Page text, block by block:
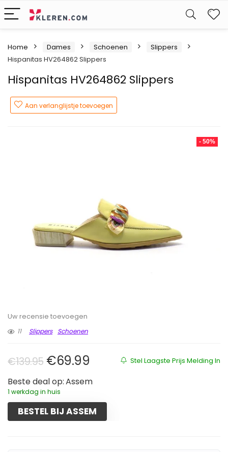
Home Dames Schoenen
Slippers
Hispanitas HV264862 Slippers
Hispanitas HV264862 Slippers
Aan verlanglijstje toevoegen
- 50%
Uw recensie toevoegen
11
Slippers Schoenen
Stel Laagste Prijs Melding In
€139.95 Oorspronkelijke prijs was:
€69.99 Huidige prijs is: €69.99.
Beste deal op: Assem
1 werkdag in huis
BESTEL BIJ ASSEM